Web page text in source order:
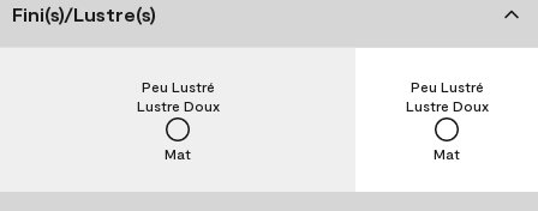
Fini(s)/Lustre(s)
Mat
Lustre Doux
Peu Lustré
Mat
Lustre Doux
Peu Lustré